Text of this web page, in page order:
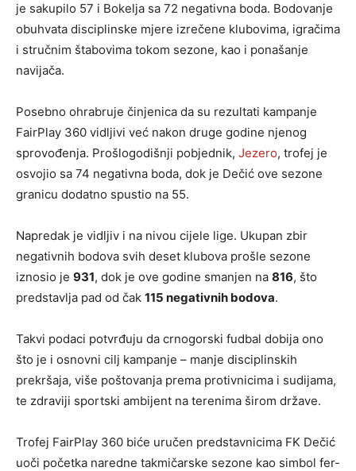
je sakupilo 57 i Bokelja sa 72 negativna boda. Bodovanje
obuhvata disciplinske mjere izrečene klubovima, igračima
i stručnim štabovima tokom sezone, kao i ponašanje
navijača.
Posebno ohrabruje činjenica da su rezultati kampanje
FairPlay 360 vidljivi već nakon druge godine njenog
sprovođenja. Prošlogodišnji pobjednik, Jezero, trofej je
osvojio sa 74 negativna boda, dok je Dečić ove sezone
granicu dodatno spustio na 55.
Napredak je vidljiv i na nivou cijele lige. Ukupan zbir
negativnih bodova svih deset klubova prošle sezone
iznosio je 931, dok je ove godine smanjen na 816, što
predstavlja pad od čak 115 negativnih bodova.
Takvi podaci potvrđuju da crnogorski fudbal dobija ono
što je i osnovni cilj kampanje – manje disciplinskih
prekršaja, više poštovanja prema protivnicima i sudijama,
te zdraviji sportski ambijent na terenima širom države.
Trofej FairPlay 360 biće uručen predstavnicima FK Dečić
uoči početka naredne takmičarske sezone kao simbol fer-